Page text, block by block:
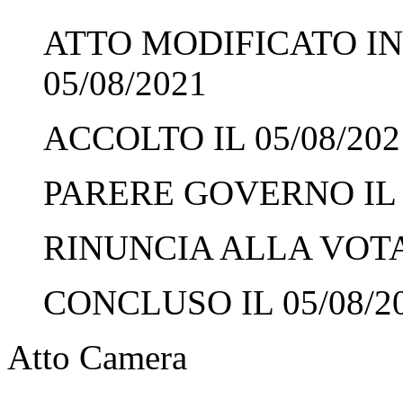
ATTO MODIFICATO
05/08/2021
ACCOLTO IL 05/08/
PARERE GOVERNO
RINUNCIA ALLA
CONCLUSO IL 05/08/
Atto Camera